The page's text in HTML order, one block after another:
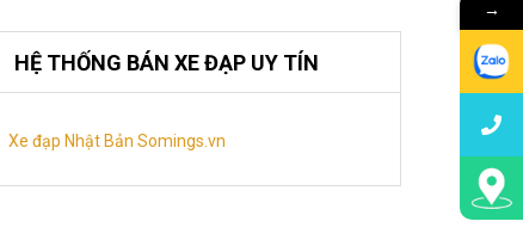
HỆ THỐNG BÁN XE ĐẠP UY TÍN
Xe đạp Nhật Bản Somings.vn
→